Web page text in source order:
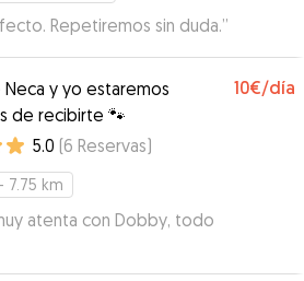
Repetiremos sin duda.”
Neca y yo estaremos
de recibirte 🐾
10€/día
5.0 (6 Reservas)
- 7.75 km
atenta con Dobby, todo